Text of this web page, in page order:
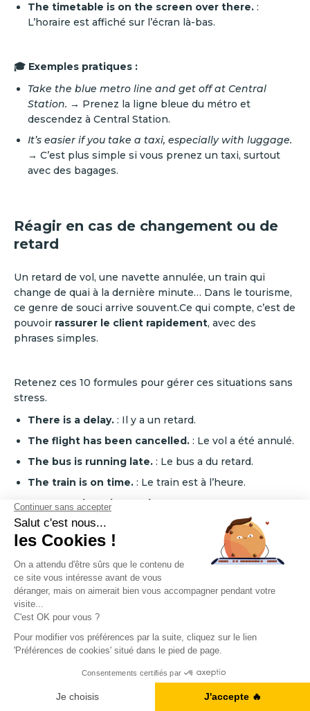
The timetable is on the screen over there. :
L’horaire est affiché sur l’écran là-bas.
🎓 Exemples pratiques :
Take the blue metro line and get off at Central
Station. → Prenez la ligne bleue du métro et
descendez à Central Station.
It’s easier if you take a taxi, especially with luggage.
→ C’est plus simple si vous prenez un taxi, surtout
avec des bagages.
Réagir en cas de changement ou de
retard
Un retard de vol, une navette annulée, un train qui
change de quai à la dernière minute… Dans le tourisme,
ce genre de souci arrive souvent.Ce qui compte, c’est de
pouvoir rassurer le client rapidement, avec des
phrases simples.
Retenez ces 10 formules pour gérer ces situations sans
stress.
There is a delay. : Il y a un retard.
The flight has been cancelled. : Le vol a été annulé.
The bus is running late. : Le bus a du retard.
The train is on time. : Le train est à l’heure.
Your gate has changed.
d’embarquement a changé.
There has been a schedule change.
: Il y a eu un
We are sorry for the inconvenience.
sommes désolés pour le désagrément.
You can take the next shuttle at 4 p.m.
pouvez prendre la prochaine navette à 16h.
We’re looking for a solution.: Nous cherchons une
Thank you for your patience.: Merci de votre
patience.
Obtenez votre Ebook gratuit
Je télécharge l'ebook